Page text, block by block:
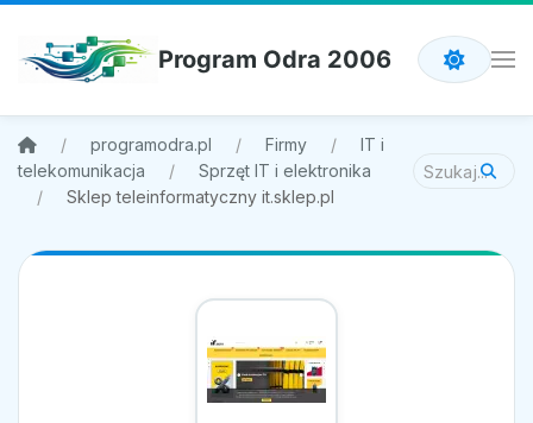
Program Odra 2006
programodra.pl Firmy
IT i
telekomunikacja
Sprzęt IT i elektronika
Sklep teleinformatyczny it.sklep.pl